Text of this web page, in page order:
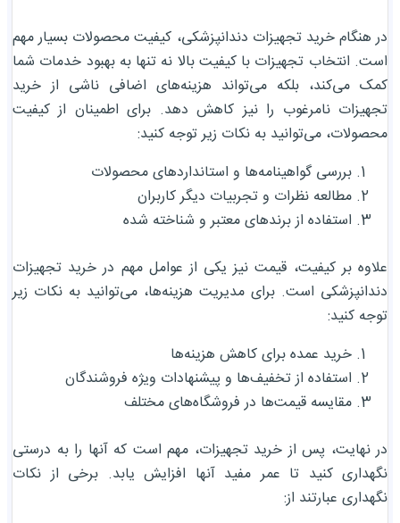
در هنگام خرید تجهیزات دندانپزشکی، کیفیت محصولات بسیار مهم
است. انتخاب تجهیزات با کیفیت بالا نه تنها به بهبود خدمات شما
کمک می‌کند، بلکه می‌تواند هزینه‌های اضافی ناشی از خرید
تجهیزات نامرغوب را نیز کاهش دهد. برای اطمینان از کیفیت
محصولات، می‌توانید به نکات زیر توجه کنید:
بررسی گواهینامه‌ها و استانداردهای محصولات
مطالعه نظرات و تجربیات دیگر کاربران
استفاده از برندهای معتبر و شناخته شده
علاوه بر کیفیت، قیمت نیز یکی از عوامل مهم در خرید تجهیزات
دندانپزشکی است. برای مدیریت هزینه‌ها، می‌توانید به نکات زیر
توجه کنید:
خرید عمده برای کاهش هزینه‌ها
استفاده از تخفیف‌ها و پیشنهادات ویژه فروشندگان
مقایسه قیمت‌ها در فروشگاه‌های مختلف
در نهایت، پس از خرید تجهیزات، مهم است که آنها را به درستی
نگهداری کنید تا عمر مفید آنها افزایش یابد. برخی از نکات
نگهداری عبارتند از: